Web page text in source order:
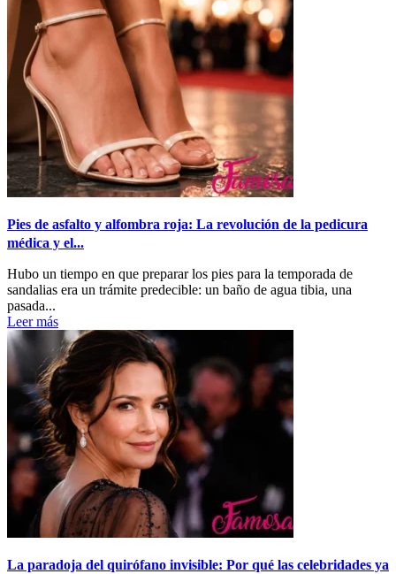
Pies de asfalto y alfombra roja: La revolución de la pedicura
médica y el...
Hubo un tiempo en que preparar los pies para la temporada de
sandalias era un trámite predecible: un baño de agua tibia, una
pasada...
Leer más
La paradoja del quirófano invisible: Por qué las celebridades ya